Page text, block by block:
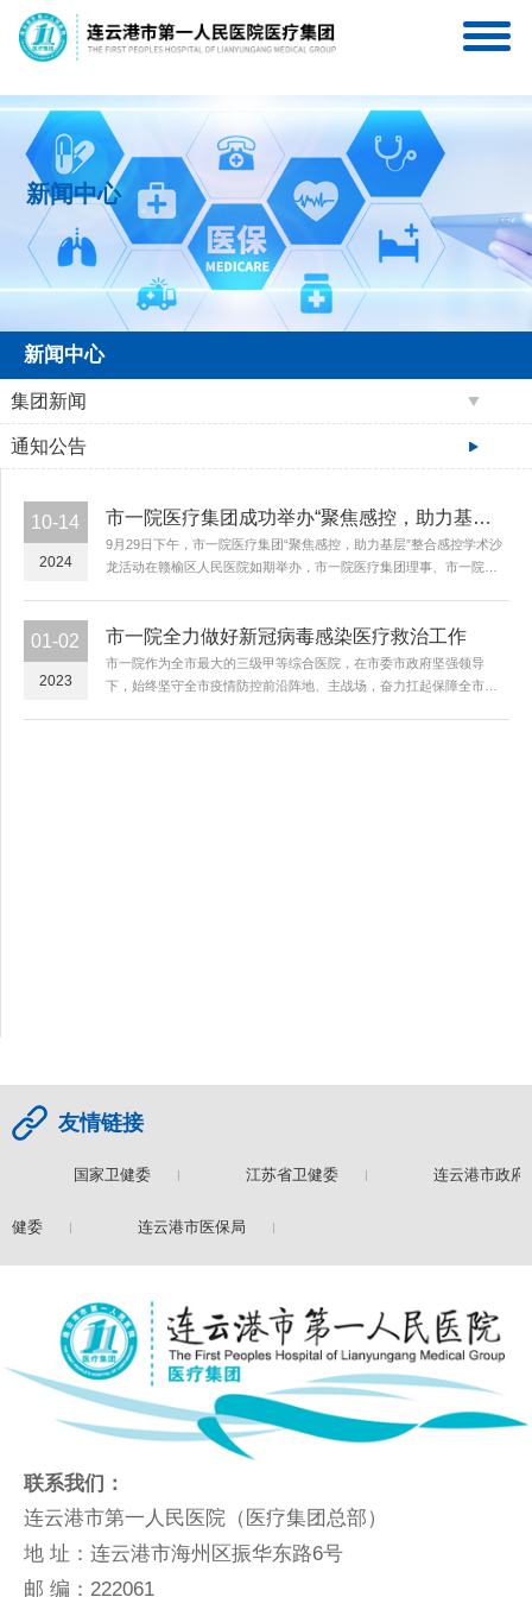
连一医医疗集团服务号
新闻中心
新闻中心
集团新闻
通知公告
10-14
2024
市一院医疗集团成功举办“聚焦感控，助力基层”整合感控学术沙龙活动
9月29日下午，市一院医疗集团“聚焦感控，助力基层”整合感控学术沙
龙活动在赣榆区人民医院如期举办，市一院医疗集团理事、市一院副
01-02
2023
市一院全力做好新冠病毒感染医疗救治工作
市一院作为全市最大的三级甲等综合医院，在市委市政府坚强领导
下，始终坚守全市疫情防控前沿阵地、主战场，奋力扛起保障全市人
友情链接
国家卫健委 江苏省卫健委 连云港市政府
健委 连云港市医保局
联系我们：
连云港市第一人民医院（医疗集团总部）
地 址：连云港市海州区振华东路6号
邮 编：222061